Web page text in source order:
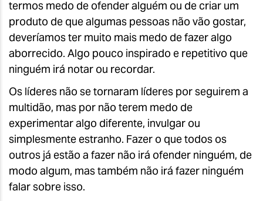
termos medo de ofender alguém ou de criar um
produto de que algumas pessoas não vão gostar,
deveríamos ter muito mais medo de fazer algo
aborrecido. Algo pouco inspirado e repetitivo que
ninguém irá notar ou recordar.
Os líderes não se tornaram líderes por seguirem a
multidão, mas por não terem medo de
experimentar algo diferente, invulgar ou
simplesmente estranho. Fazer o que todos os
outros já estão a fazer não irá ofender ninguém, de
modo algum, mas também não irá fazer ninguém
falar sobre isso.